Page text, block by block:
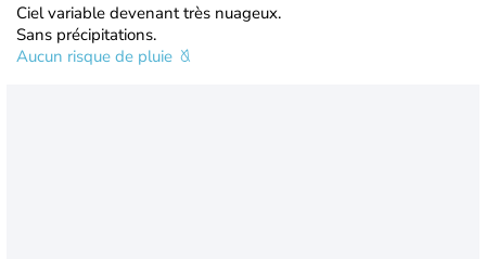
Ciel variable devenant très nuageux.
Sans précipitations.
Aucun risque de pluie